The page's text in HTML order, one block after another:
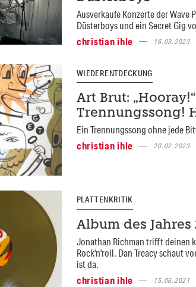
Ausverkaufe Konzerte der Wave
Düsterboys und ein Secret Gig
christian ihle
16.03.2023
WIEDERENTDECKUNG
Art Brut:
Trennungssong!
Ein Trennungssong ohne jede
christian ihle
20.02.2023
PLATTENKRITIK
Album des Jahres
Jonathan Richman trifft deinen
Rock'n'roll. Dan Treacy schaut
ist da.
christian ihle
15.06.2021